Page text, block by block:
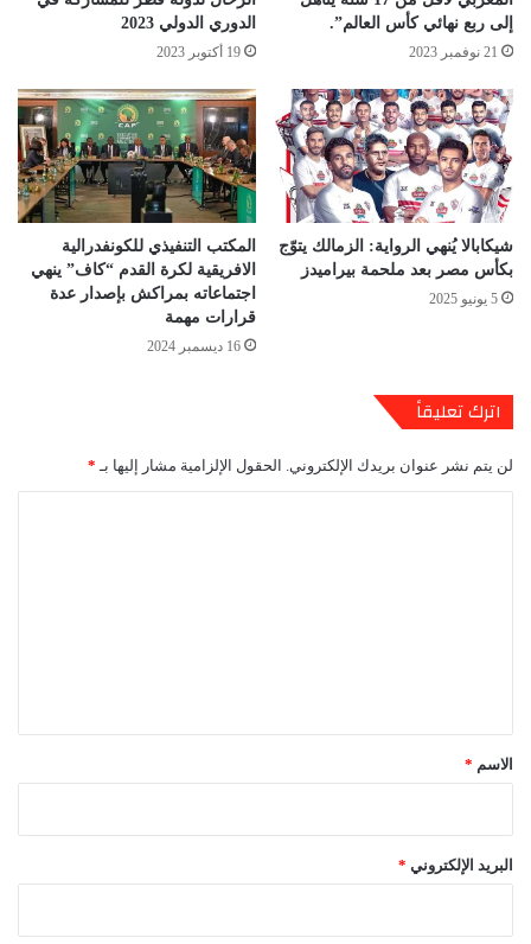
إلى ربع نهائي كأس العالم”.
21 نوفمبر 2023
الدوري الدولي 2023
19 أكتوبر 2023
شيكابالا يُنهي الرواية: الزمالك يتوّج
بكأس مصر بعد ملحمة بيراميدز
5 يونيو 2025
المكتب التنفيذي للكونفدرالية
الافريقية لكرة القدم “كاف” ينهي
اجتماعاته بمراكش بإصدار عدة
قرارات مهمة
16 ديسمبر 2024
اترك تعليقاً
لن يتم نشر عنوان بريدك الإلكتروني. الحقول الإلزامية مشار إليها بـ *
*الاسم *
البريد الإلكتروني *